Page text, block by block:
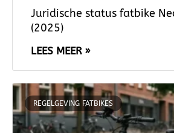
Juridische status fatbike
(2025)
LEES MEER »
REGELGEVING FATBIKES